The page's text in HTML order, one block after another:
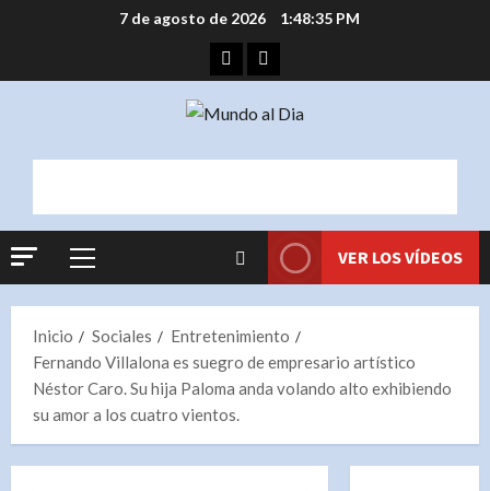
7 de agosto de 2026 1:48:36 PM
FacebookInstagram
Menú
VER LOS VÍDEOS
Inicio Sociales
Entretenimiento
Fernando Villalona es suegro de empresario artístico
Néstor Caro. Su hija Paloma anda volando alto exhibiendo
su amor a los cuatro vientos.